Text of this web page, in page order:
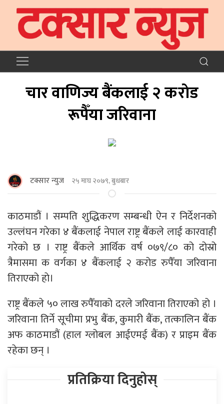
चार वाणिज्य बैंकलाई २ कराेड
रूपैँया जरिवाना
टक्सार न्युज २५ माघ २०७९, बुधबार
काठमाडौं । सम्पति शुद्धिकरण सम्बन्धी ऐन र निर्देशनको
उल्लंघन गरेका ४ बैंकलाई नेपाल राष्ट्र बैंकले लाई कारवाही
गरेकाे छ । राष्ट्र बैंकले आर्थिक वर्ष ०७९/८० को दोस्रो
त्रैमासमा क वर्गका ४ बैंकलाई २ करोड रुपैँया जरिवाना
तिराएको हाे।
राष्ट्र बैंकले ५० लाख रुपैँयाको दरले जरिवाना तिराएको हो ।
जरिवाना तिर्ने सूचीमा प्रभु बैंक, कुमारी बैंक, तत्कालिन बैंक
अफ काठमाडौं (हाल ग्लोबल आईएमई बैंक) र प्राइम बैंक
रहेका छन् ।
प्रतिक्रिया दिनुहोस्